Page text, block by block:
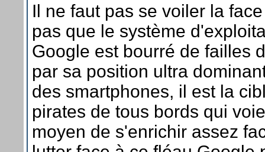
Il ne faut pas se voiler la
pas que le système
Google est bourré de failles
par sa position ultra
des smartphones, il est la
pirates de tous bords qui
moyen de s'enrichir assez